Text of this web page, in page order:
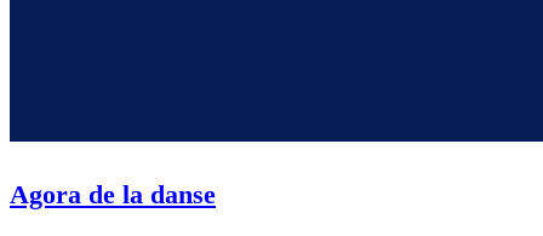
Agora de la danse